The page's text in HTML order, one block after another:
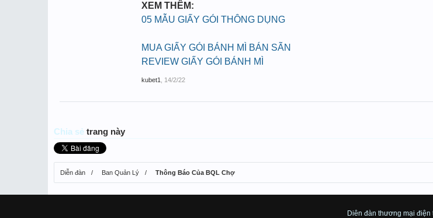
XEM THÊM:
05 MẪU GIẤY GÓI THÔNG DỤNG
MUA GIẤY GÓI BÁNH MÌ BÁN SÃN
REVIEW GIẤY GÓI BÁNH MÌ
kubet1 14/2/22
Chia sẻ trang này
Diễn đàn Ban Quản Lý Thông Báo Của BQL Chợ
Diên đàn thương mại điện